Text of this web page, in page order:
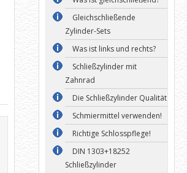
Gleichschließende
Zylinder-Sets
Was ist links und rechts?
Schließzylinder mit
Zahnrad
Die Schließzylinder Qualität
Schmiermittel verwenden!
Richtige Schlosspflege!
DIN 1303+18252
Schließzylinder